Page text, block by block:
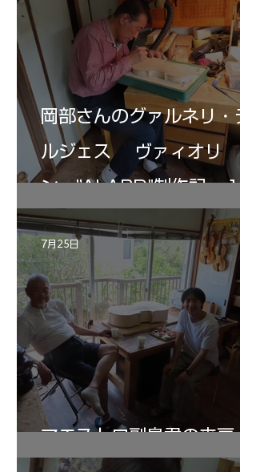
岡部さんのグァルネリ・デ
ルジェス ヴァィオリ
ン ”ALARD"制作記 １2
マエストロ副島君の来房
7月25日